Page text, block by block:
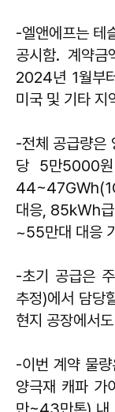
-엘앤에프는 테
공시함. 계약
2024년 1월부
미국 및 기타 지
-전체 공급량은
당 5만5000원
대응, 85㎾h
~55만대 대응
-초기 공급은
추정)에서 담당
현지 공장에서
-이번 계약 물
양극재 캐파